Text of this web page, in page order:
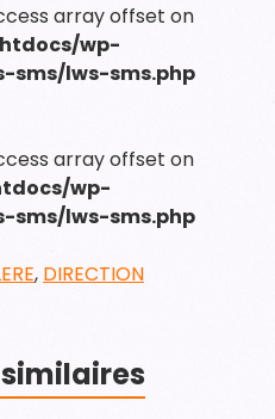
array offset on
wp-
sms/lws-sms.php
array offset on
wp-
sms/lws-sms.php
, DIRECTION